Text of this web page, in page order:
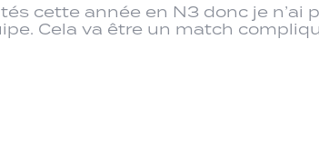
cette année en N3 donc je
Cela va être un match